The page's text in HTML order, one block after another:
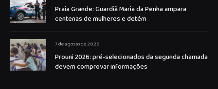
Praia Grande: Guardiã Maria da Penha ampara
centenas de mulheres e detém
7 de agosto de 2026
Prouni 2026: pré-selecionados da segunda chamada
devem comprovar informações